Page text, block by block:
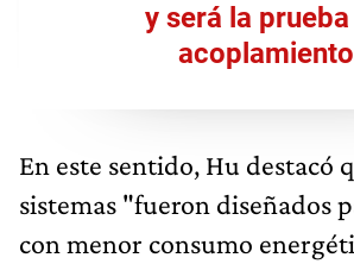
y será la
acoplamiento
En este sentido, Hu destacó
sistemas "fueron diseñados
con menor consumo